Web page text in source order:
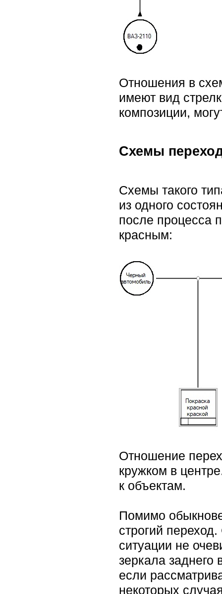
Отношения в
имеют вид
композиции,
Схемы
Схемы такого
из одного
после процесса
красным:
Отношение
кружком в
к объектам.
Помимо
строгий
ситуации не
зеркала заднего
если
некоторых